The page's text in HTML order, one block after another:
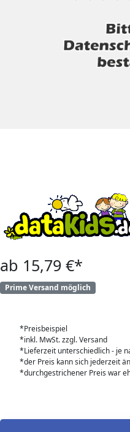
ab 15,79 €*
Prime Versand möglich
*Preisbeispiel
*inkl. MwSt. zzgl. Versand
*Lieferzeit unterschiedlich - je
*der Preis kann sich jederzeit
*durchgestrichener Preis war